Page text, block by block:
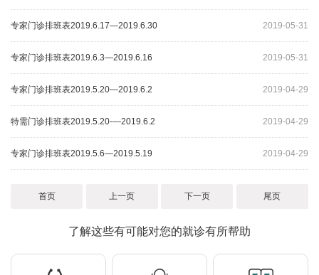
专家门诊排班表2019.6.17—2019.6.30 2019-05-31
专家门诊排班表2019.6.3—2019.6.16 2019-05-31
专家门诊排班表2019.5.20—2019.6.2 2019-04-29
特需门诊排班表2019.5.20-—2019.6.2 2019-04-29
专家门诊排班表2019.5.6—2019.5.19 2019-04-29
首页 上一页 下一页 尾页
了解这些有可能对您的就诊有所帮助